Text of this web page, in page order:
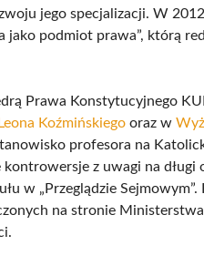
jego specjalizacji. W
jako podmiot prawa”, którą
Prawa Konstytucyjnego
Koźmińskiego oraz w
profesora na
kontrowersje z uwagi na długi
w „Przeglądzie
na stronie